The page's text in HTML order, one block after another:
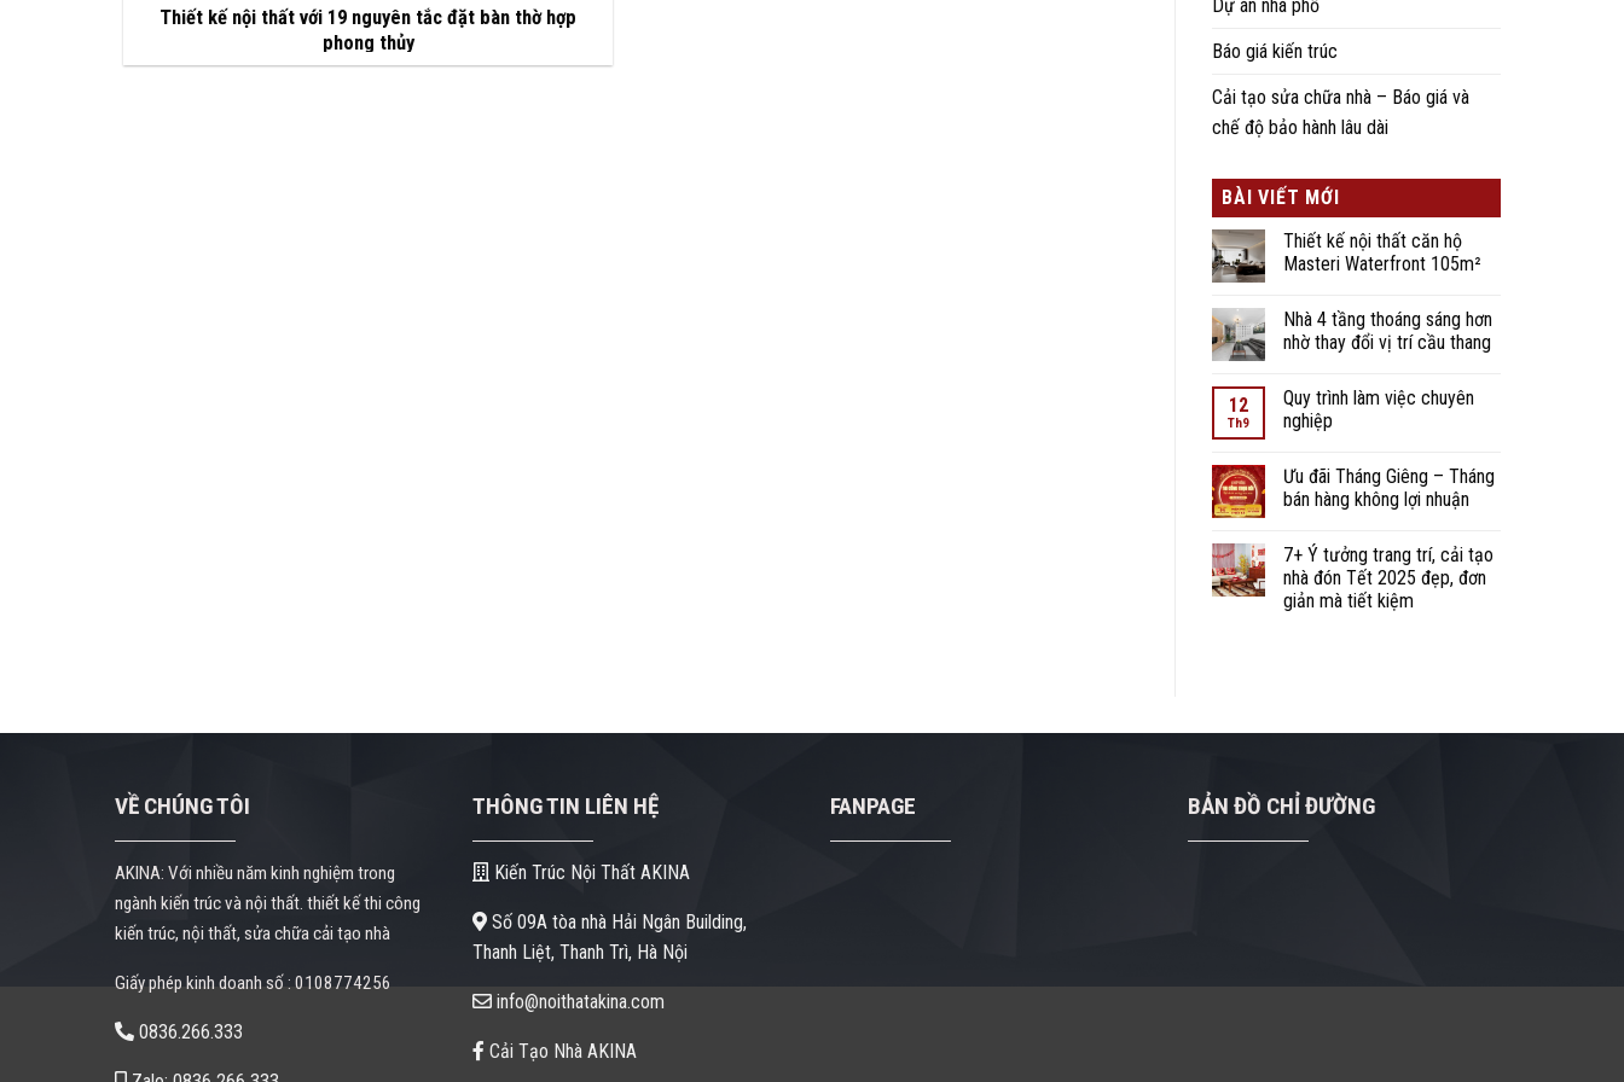
Thiết kế nội thất với 19 nguyên tắc đặt bàn thờ hợp
phong thủy
Dự án nhà phố
Báo giá kiến trúc
Cải tạo sửa chữa nhà – Báo giá và
chế độ bảo hành lâu dài
BÀI VIẾT MỚI
Thiết kế nội thất căn hộ
Masteri Waterfront 105m²
Nhà 4 tầng thoáng sáng hơn
nhờ thay đổi vị trí cầu thang
12
Th9
Quy trình làm việc chuyên
nghiệp
Ưu đãi Tháng Giêng – Tháng
bán hàng không lợi nhuận
7+ Ý tưởng trang trí, cải tạo
nhà đón Tết 2025 đẹp, đơn
giản mà tiết kiệm
VỀ CHÚNG TÔI
AKINA: Với nhiều năm kinh nghiệm trong
ngành kiến trúc và nội thất. thiết kế thi công
kiến trúc, nội thất, sửa chữa cải tạo nhà
Giấy phép kinh doanh số : 0108774256
0836.266.333
THÔNG TIN LIÊN HỆ
Kiến Trúc Nội Thất AKINA
Số 09A tòa nhà Hải Ngân Building,
Thanh Liệt, Thanh Trì, Hà Nội
info@noithatakina.com
Cải Tạo Nhà AKINA
FANPAGE BẢN ĐỒ CHỈ ĐƯỜNG